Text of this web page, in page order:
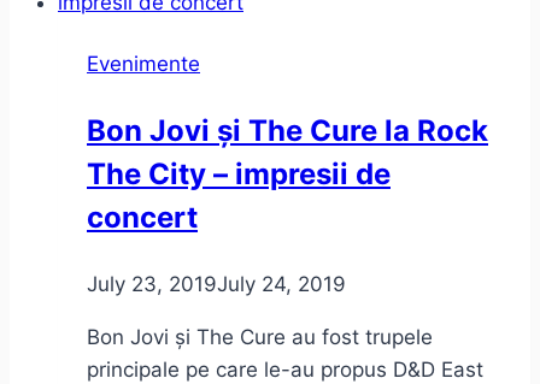
Evenimente
Bon Jovi și The Cure la Rock
The City – impresii de
concert
July 23, 2019July 24, 2019
Bon Jovi și The Cure au fost trupele
principale pe care le-au propus D&D East